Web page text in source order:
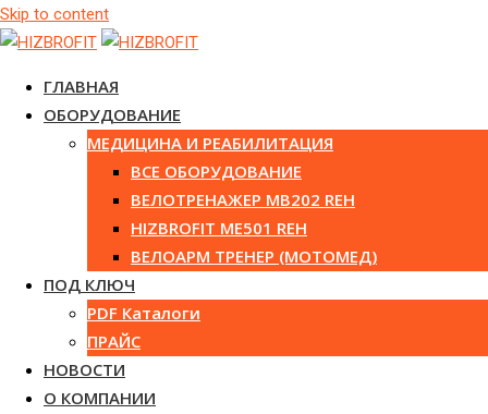
Skip to content
ГЛАВНАЯ
ОБОРУДОВАНИЕ
МЕДИЦИНА И РЕАБИЛИТАЦИЯ
ВСЕ ОБОРУДОВАНИЕ
ВЕЛОТРЕНАЖЕР MB202 REH
HIZBROFIT ME501 REH
ВЕЛОАРМ ТРЕНЕР (МОТОМЕД)
ПОД КЛЮЧ
PDF Каталоги
ПРАЙС
НОВОСТИ
О КОМПАНИИ